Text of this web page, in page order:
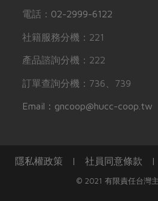
電話： 02-2999-6122
社籍服務分機：221
產品諮詢分機：222
訂單查詢分機：736、739
Email：gncoop@hucc-coop.tw
隱私權政策 | 社員同意條款
© 2021 有限責任台灣